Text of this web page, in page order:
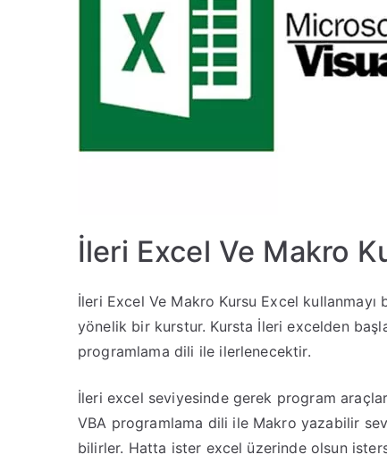
İleri Excel Ve Makro
İleri Excel Ve Makro Kursu Excel
yönelik bir kurstur. Kursta İleri excelden
programlama dili ile ilerlenecektir.
İleri excel seviyesinde gerek program
VBA programlama dili ile Makro yazabilir
bilirler. Hatta ister excel üzerinde olsun